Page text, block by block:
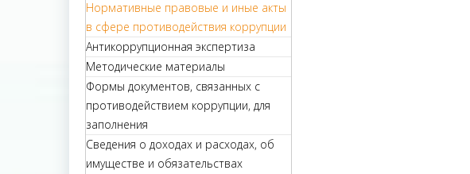
Нормативные правовые и иные акты
в сфере противодействия коррупции
Антикоррупционная экспертиза
Методические материалы
Формы документов, связанных с
противодействием коррупции, для
заполнения
Сведения о доходах и расходах, об
имуществе и обязательствах